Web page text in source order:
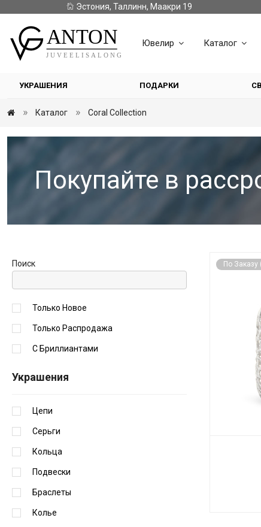
Эстония, Таллинн, Маакри 19
Ювелир Каталог
УКРАШЕНИЯ ПОДАРКИ
Каталог Coral Collection
Покупайте в
Поиск
Только Новое
Только Распродажа
С Бриллиантами
Украшения
Цепи
Серьги
Кольца
Подвески
Браслеты
Колье
По Заказу